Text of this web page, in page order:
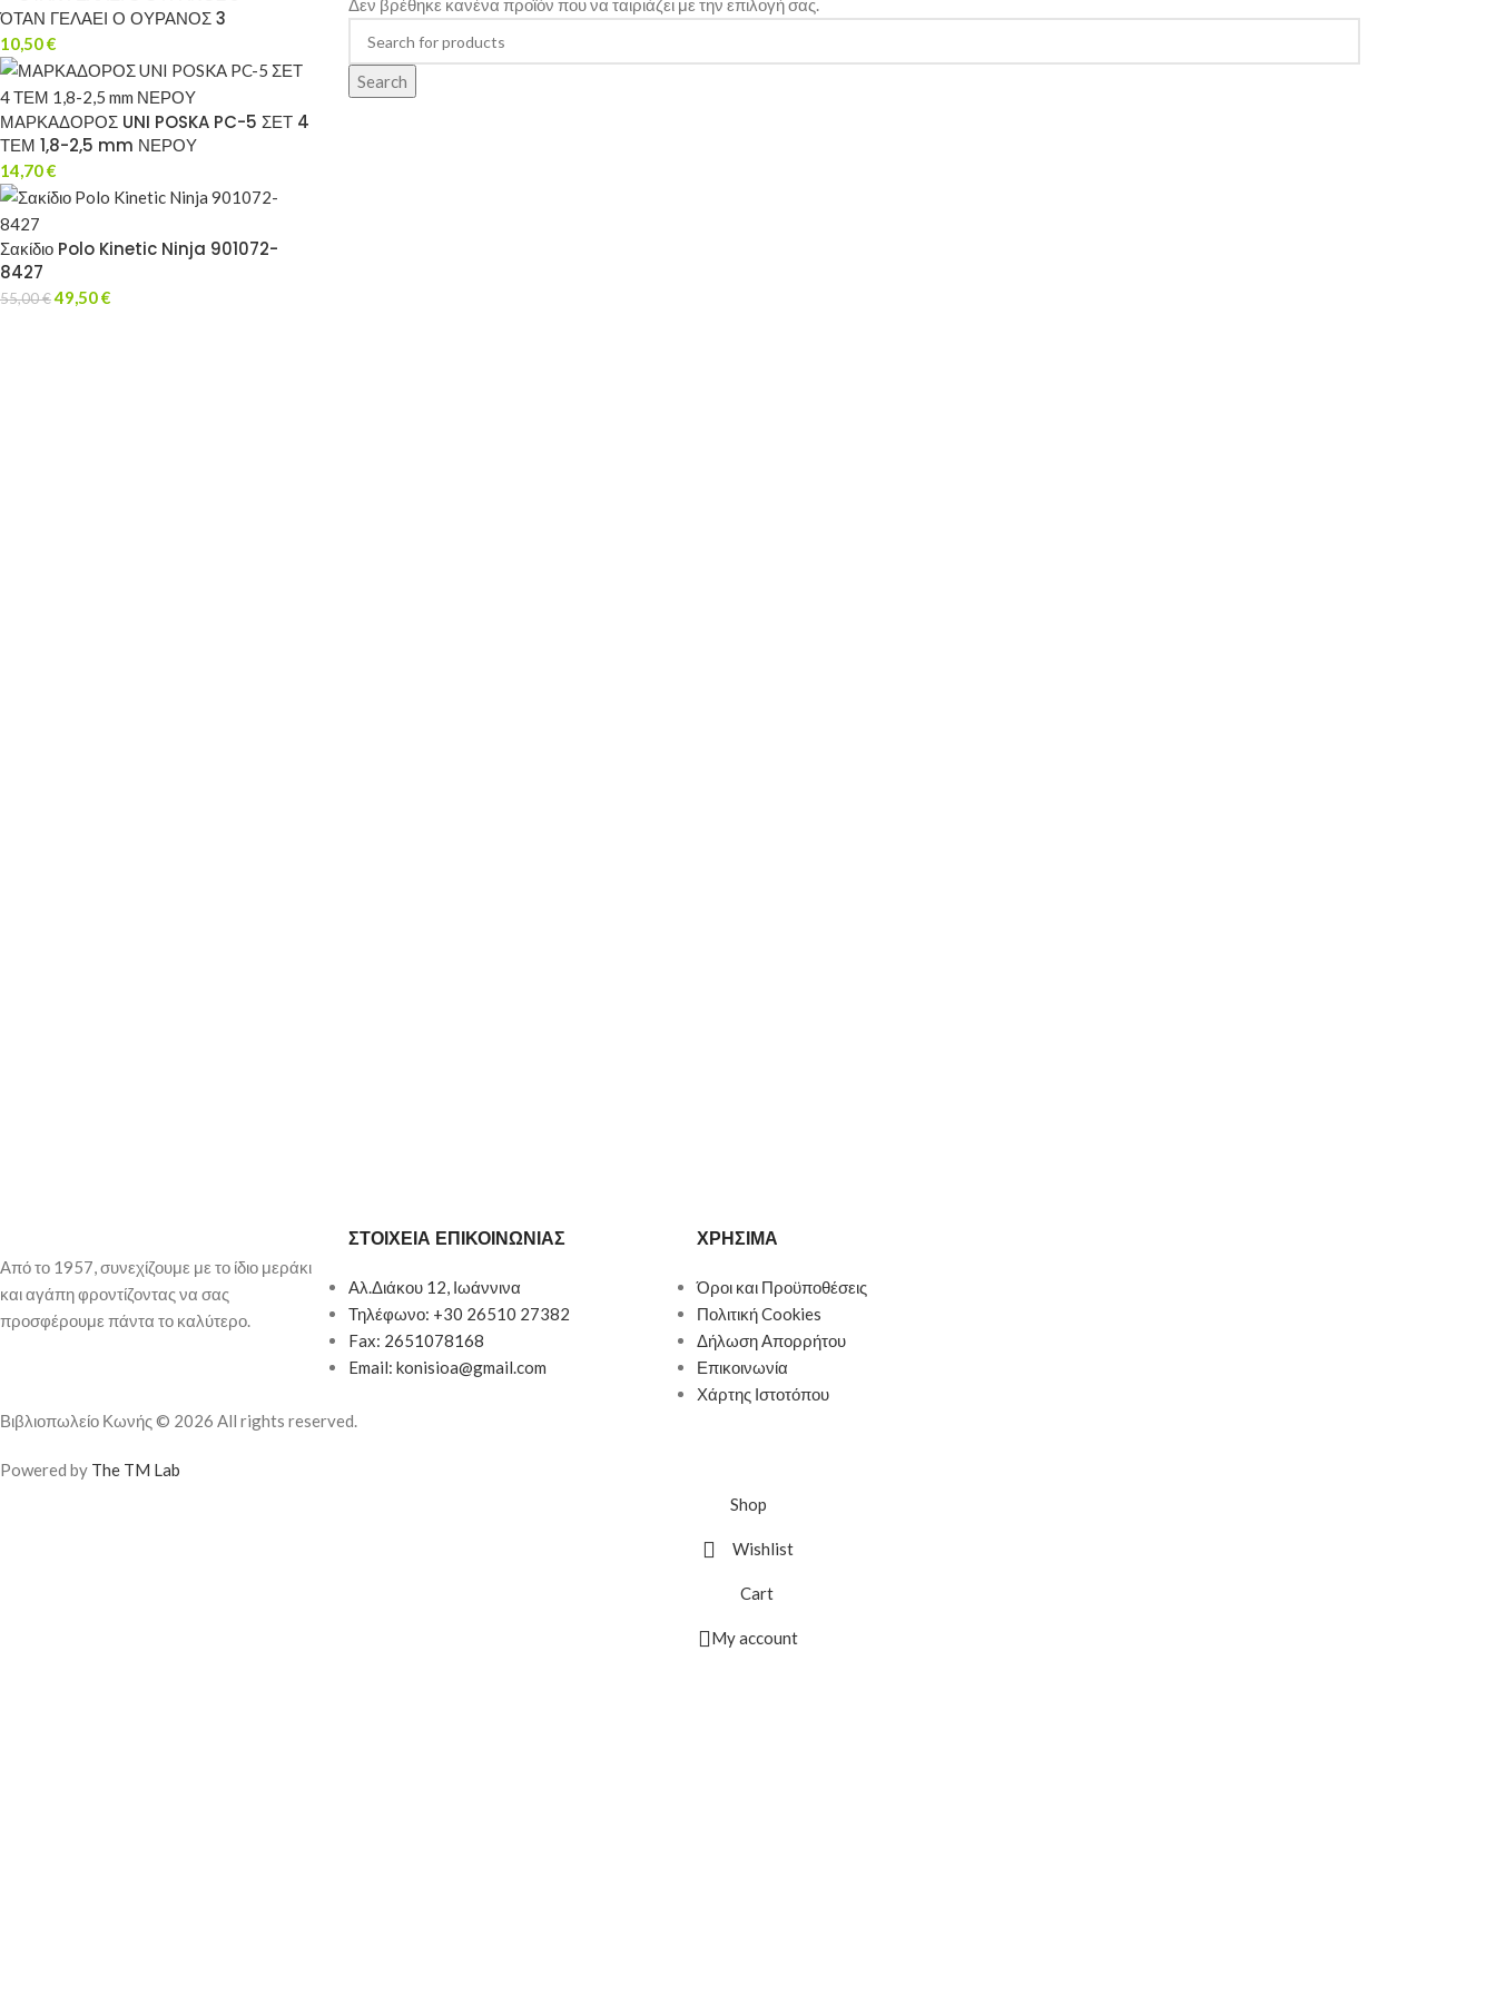
ΌΤΑΝ ΓΕΛΑΕΙ Ο ΟΥΡΑΝΟΣ 3
10,50€
ΜΑΡΚΑΔΟΡΟΣ UNI POSKA PC-5 ΣΕΤ 4
ΤΕΜ 1,8-2,5 mm ΝΕΡΟΥ
14,70€
Σακίδιο Polo Kinetic Ninja 901072-
8427
55,00€49,50€
Δεν βρέθηκε κανένα προϊόν που να ταιριάζει με την επιλογή σας.
Search
Από το 1957, συνεχίζουμε με το ίδιο μεράκι
και αγάπη φροντίζοντας να σας
προσφέρουμε πάντα το καλύτερο.
ΣΤΟΙΧΕΙΑ ΕΠΙΚΟΙΝΩΝΙΑΣ
Αλ.Διάκου 12, Ιωάννινα
Τηλέφωνο: +30 26510 27382
Fax: 2651078168
Email: konisioa@gmail.com
ΧΡΗΣΙΜΑ
Όροι και Προϋποθέσεις
Πολιτική Cookies
Δήλωση Απορρήτου
Επικοινωνία
Χάρτης Ιστοτόπου
Βιβλιοπωλείο Κωνής © 2026 All rights reserved.
Powered by The TM Lab
Shop
Wishlist
Cart
My account